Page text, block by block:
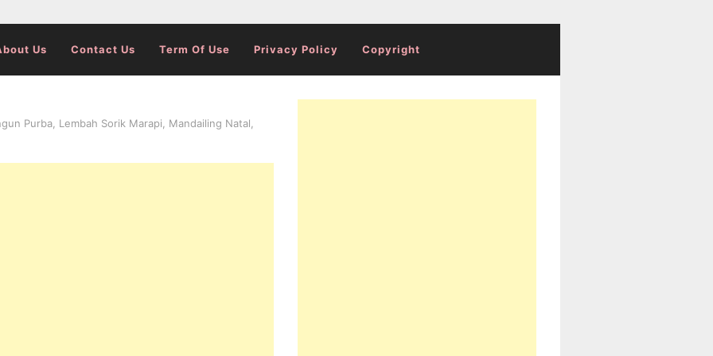
Us Contact Us Term Of Use Privacy Policy Copyright
Purba, Lembah Sorik Marapi, Mandailing Natal,